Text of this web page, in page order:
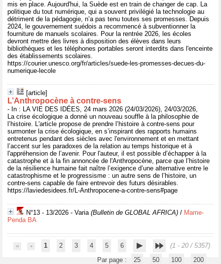
mis en place. Aujourd'hui, la Suède est en train de changer de cap. La
politique du tout numérique, qui a souvent privilégié la technologie au
détriment de la pédagogie, n’a pas tenu toutes ses promesses. Depuis
2024, le gouvernement suédois a recommencé à subventionner la
fourniture de manuels scolaires. Pour la rentrée 2026, les écoles
devront mettre des livres à disposition des élèves dans leurs
bibliothèques et les téléphones portables seront interdits dans l'enceinte
des établissements scolaires.
https://courier.unesco.org/fr/articles/suede-les-promesses-decues-du-
numerique-lecole
[article]
L’Anthropocène à contre-sens
- In : LA VIE DES IDÉES, 24 mars 2026 (24/03/2026), 24/03/2026,
La crise écologique a donné un nouveau souffle à la philosophie de
l’histoire. L'article propose de prendre l’histoire à contre-sens pour
surmonter la crise écologique, en s’inspirant des rapports humains
entretenus pendant des siècles avec l'environnement et en mettant
l’accent sur les paradoxes de la relation au temps historique et à
l'appréhension de l’avenir. Pour l'auteur, il est possible d’échapper à la
catastrophe et à la fin annoncée de l'Anthropocène, parce que l’histoire
de la résilience humaine fait naître l’exigence d’une alternative entre le
catastrophisme et le progressisme : un autre sens de l’histoire, un
contre-sens capable de faire entrevoir des futurs désirables.
https://laviedesidees.fr/L-Anthropocene-a-contre-sens#page
N°13 - 13/2026 - Varia(Bulletin de GLOBAL AFRICA) / Mame-
Penda BA
1 2 3 4 5 6
(1 - 20 / 5357)
Par page :
25 50 100 200